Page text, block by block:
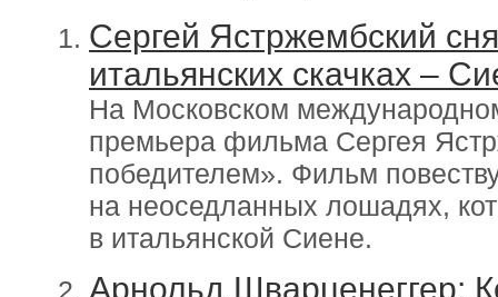
Сергей Ястржембский
итальянских скачках –
На Московском
премьера фильма Сергея
победителем». Фильм
на неоседланных лошадях,
в итальянской Сиене.
Арнольд Шварценеггер: